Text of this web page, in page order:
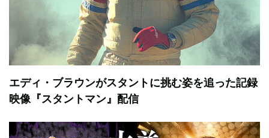
エディ・ブラウンがスタントに挑む姿を追った記録
映像『スタントマン』配信